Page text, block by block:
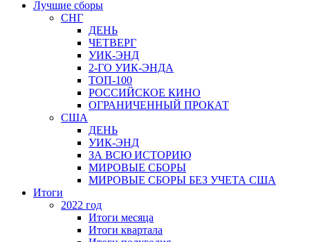
Лучшие сборы
СНГ
ДЕНЬ
ЧЕТВЕРГ
УИК-ЭНД
2-ГО УИК-ЭНДА
ТОП-100
РОССИЙСКОЕ КИНО
ОГРАНИЧЕННЫЙ ПРОКАТ
США
ДЕНЬ
УИК-ЭНД
ЗА ВСЮ ИСТОРИЮ
МИРОВЫЕ СБОРЫ
МИРОВЫЕ СБОРЫ БЕЗ УЧЕТА США
Итоги
2022 год
Итоги месяца
Итоги квартала